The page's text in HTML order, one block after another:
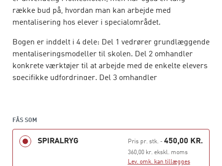
række bud på, hvordan man kan arbejde med
mentalisering hos elever i specialområdet.
Bogen er inddelt i 4 dele: Del 1 vedrører grundlæggende
mentaliseringsmodeller til skolen. Del 2 omhandler
konkrete værktøjer til at arbejde med de enkelte elevers
specifikke udfordringer. Del 3 omhandler
redskaber og modeller. Bogen er fyldt med konkrete
eksempler, værktøjer, modeller og øvelser, der kan
styrke elevens, klassens og den fagprofessionelles
FÅS SOM
SPIRALRYG Pris pr. stk.- 450,00 KR.
360,00 kr. ekskl. moms
Lev. omk. kan tillægges